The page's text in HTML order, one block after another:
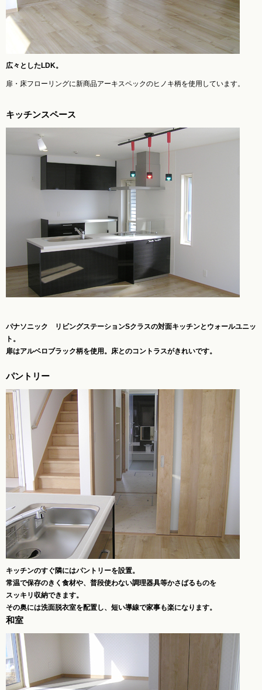
広々としたLDK。
扉・床フローリングに新商品アーキスペックのヒノキ柄を使用しています。
キッチンスペース
パナソニック リビングステーションSクラスの対面キッチンとウォールユニッ
ト。
扉はアルベロブラック柄を使用。床とのコントラスがきれいです。
パントリー
キッチンのすぐ隣にはパントリーを設置。
常温で保存のきく食材や、普段使わない調理器具等かさばるものを
スッキリ収納できます。
その奥には洗面脱衣室を配置し、短い導線で家事も楽になります。
和室